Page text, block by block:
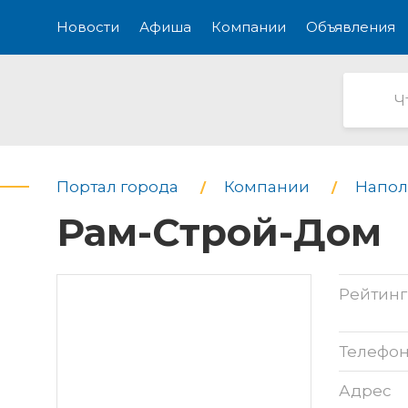
Новости Афиша Компании Объявления
Портал города Компании
Рам-Строй-Дом
Рейтинг
Адрес